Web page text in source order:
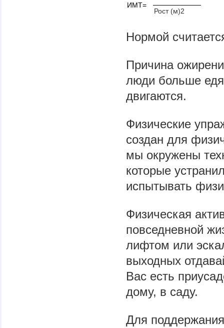
ИМТ=
Рост (м)2
Нормой
Причина
люди больше
двигаются.
Физические
создан для
мы окружены
которые
испытывать
Физическая
повседневной
лифтом или
выходных
Вас есть
дому, в саду.
Для